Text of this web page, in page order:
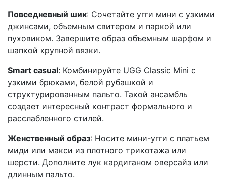
Повседневный шик: Сочетайте угги мини с узкими
джинсами, объемным свитером и паркой или
пуховиком. Завершите образ объемным шарфом и
шапкой крупной вязки.
Smart casual: Комбинируйте UGG Classic Mini с
узкими брюками, белой рубашкой и
структурированным пальто. Такой ансамбль
создает интересный контраст формального и
расслабленного стилей.
Женственный образ: Носите мини-угги с платьем
миди или макси из плотного трикотажа или
шерсти. Дополните лук кардиганом оверсайз или
длинным пальто.